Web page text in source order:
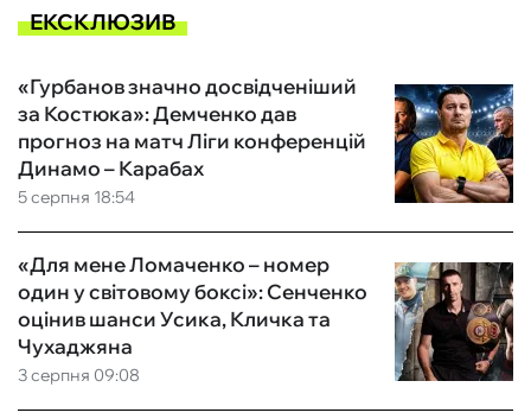
ЕКСКЛЮЗИВ
5 серпня 18:54
«Гурбанов значно досвідченіший
за Костюка»: Демченко дав
прогноз на матч Ліги конференцій
Динамо – Карабах
3 серпня 09:08
«Для мене Ломаченко – номер
один у світовому боксі»: Сенченко
оцінив шанси Усика, Кличка та
Чухаджяна